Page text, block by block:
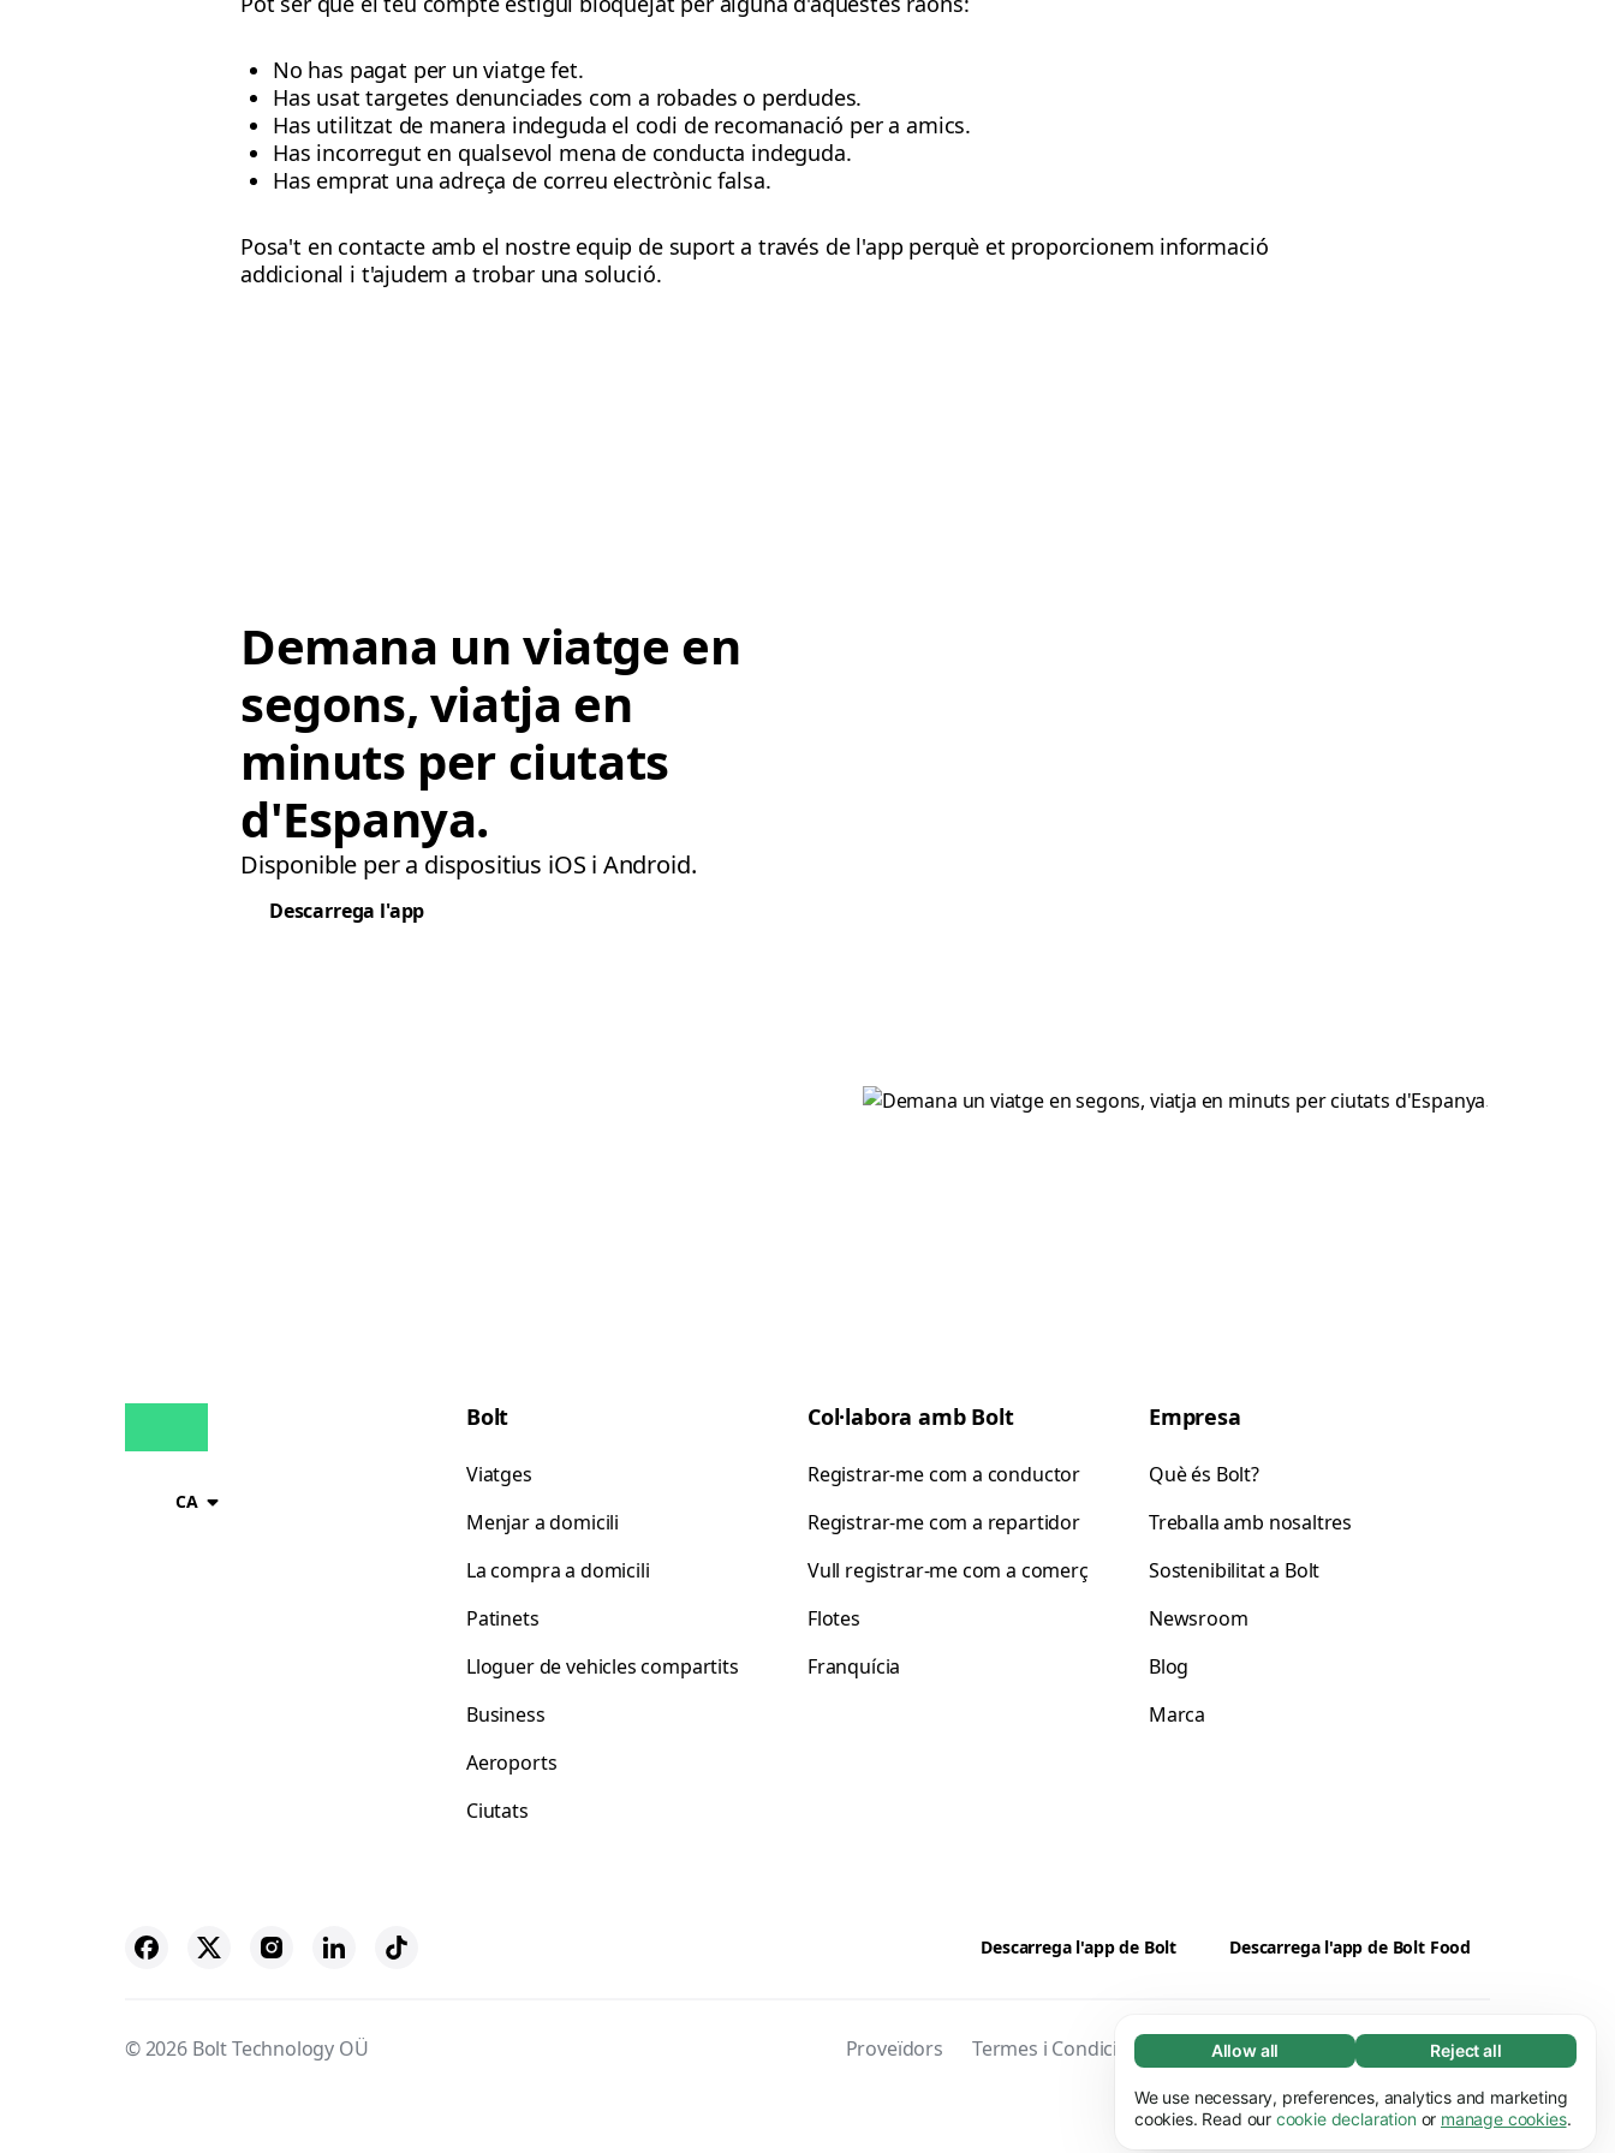
Necessary (65)
Necessary cookies help make our website
usable by enabling basic functions, e.g. page
Learn more
Allow all Reject all
We use necessary, preferences, analytics and marketing
cookies. Read our cookie declaration or manage cookies.
No has pagat per un viatge fet.
Has usat targetes denunciades com a robades o perdudes.
Has utilitzat de manera indeguda el codi de recomanació per a amics.
Has incorregut en qualsevol mena de conducta indeguda.
Has emprat una adreça de correu electrònic falsa.
Posa't en contacte amb el nostre equip de suport a través de l'app perquè et proporcionem informació
addicional i t'ajudem a trobar una solució.
Demana un viatge en
segons, viatja en
minuts per ciutats
d'Espanya.
Disponible per a dispositius iOS i Android.
Descarrega l'app
CA
Bolt
Viatges
Menjar a domicili
La compra a domicili
Patinets
Lloguer de vehicles compartits
Business
Aeroports
Ciutats
Col·labora amb Bolt
Registrar-me com a conductor
Registrar-me com a repartidor
Vull registrar-me com a comerç
Flotes
Franquícia
Empresa
Què és Bolt?
Treballa amb nosaltres
Sostenibilitat a Bolt
Newsroom
Blog
Marca
Descarrega l'app de Bolt Descarrega l'app de Bolt Food
© 2026 Bolt Technology OÜ Proveïdors Termes i Condicions Privacitat Galetes Seguretat